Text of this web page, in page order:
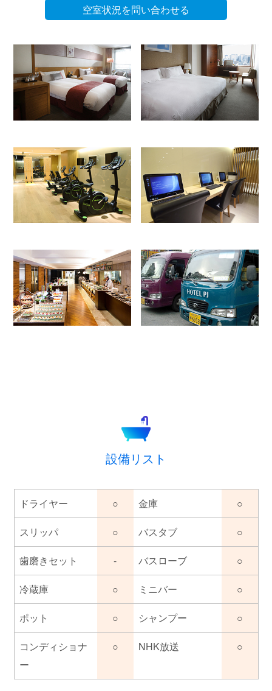
空室状況を問い合わせる
設備リスト
ドライヤー ○ 金庫 ○
スリッパ ○ バスタブ ○
歯磨きセット - バスローブ ○
冷蔵庫 ○ ミニバー ○
ポット ○ シャンプー ○
コンディショナ
ー
○ NHK放送 ○